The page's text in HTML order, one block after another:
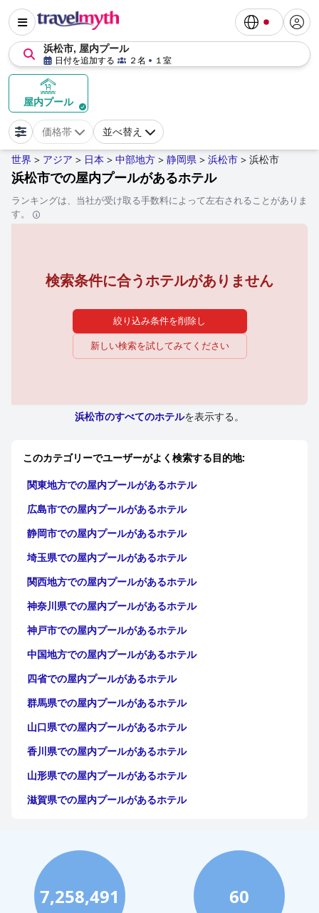
浜松市, 屋内プール
日付を追加する ２名 １室
屋内プール
価格帯 並べ替え
世界 > アジア > 日本 > 中部地方 > 静岡県 > 浜松市 > 浜松市
浜松市での屋内プールがあるホテル
ランキングは、当社が受け取る手数料によって左右されることがありま
す。
検索条件に合うホテルがありません
絞り込み条件を削除し
新しい検索を試してみてください
浜松市のすべてのホテルを表示する。
このカテゴリーでユーザーがよく検索する目的地:
関東地方での屋内プールがあるホテル
広島市での屋内プールがあるホテル
静岡市での屋内プールがあるホテル
埼玉県での屋内プールがあるホテル
関西地方での屋内プールがあるホテル
神奈川県での屋内プールがあるホテル
神戸市での屋内プールがあるホテル
中国地方での屋内プールがあるホテル
四省での屋内プールがあるホテル
群馬県での屋内プールがあるホテル
山口県での屋内プールがあるホテル
香川県での屋内プールがあるホテル
山形県での屋内プールがあるホテル
滋賀県での屋内プールがあるホテル
大阪市での屋内プールがあるホテル
千葉市での屋内プールがあるホテル
大分市での屋内プールがあるホテル
7,258,491 60